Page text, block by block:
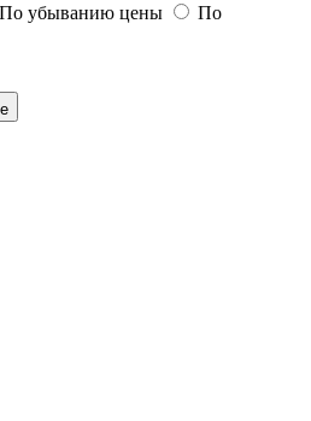
По убыванию цены
По